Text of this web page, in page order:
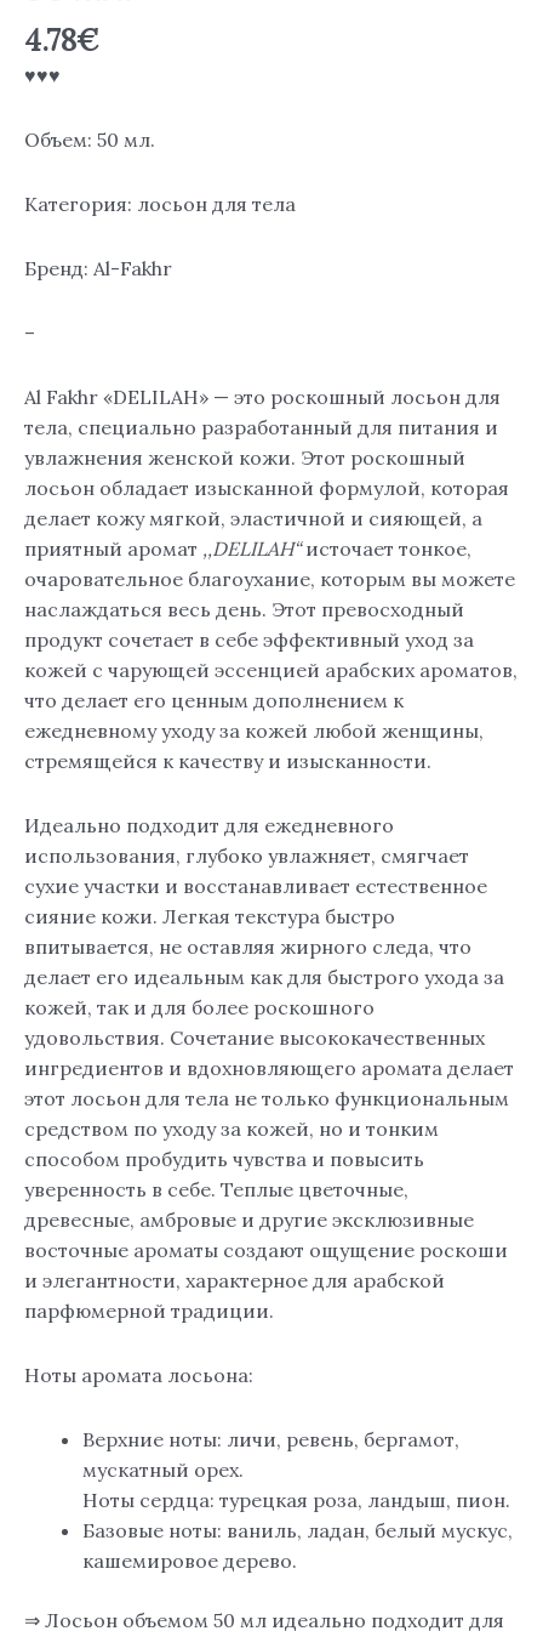
4.78€
♥♥♥
Объем: 50 мл.
Категория: лосьон для тела
Бренд: Al-Fakhr
–
Al Fakhr «DELILAH» — это роскошный лосьон для
тела, специально разработанный для питания и
увлажнения женской кожи. Этот роскошный
лосьон обладает изысканной формулой, которая
делает кожу мягкой, эластичной и сияющей, а
приятный аромат ,,DELILAH“источает тонкое,
очаровательное благоухание, которым вы можете
наслаждаться весь день. Этот превосходный
продукт сочетает в себе эффективный уход за
кожей с чарующей эссенцией арабских ароматов,
что делает его ценным дополнением к
ежедневному уходу за кожей любой женщины,
стремящейся к качеству и изысканности.
Идеально подходит для ежедневного
использования, глубоко увлажняет, смягчает
сухие участки и восстанавливает естественное
сияние кожи. Легкая текстура быстро
впитывается, не оставляя жирного следа, что
делает его идеальным как для быстрого ухода за
кожей, так и для более роскошного
удовольствия. Сочетание высококачественных
ингредиентов и вдохновляющего аромата делает
этот лосьон для тела не только функциональным
средством по уходу за кожей, но и тонким
способом пробудить чувства и повысить
уверенность в себе. Теплые цветочные,
древесные, амбровые и другие эксклюзивные
восточные ароматы создают ощущение роскоши
и элегантности, характерное для арабской
парфюмерной традиции.
Ноты аромата лосьона:
Верхние ноты: личи, ревень, бергамот,
мускатный орех.
Ноты сердца: турецкая роза, ландыш, пион.
Базовые ноты: ваниль, ладан, белый мускус,
кашемировое дерево.
⇒ Лосьон объемом 50 мл идеально подходит для
для
тела
мл.